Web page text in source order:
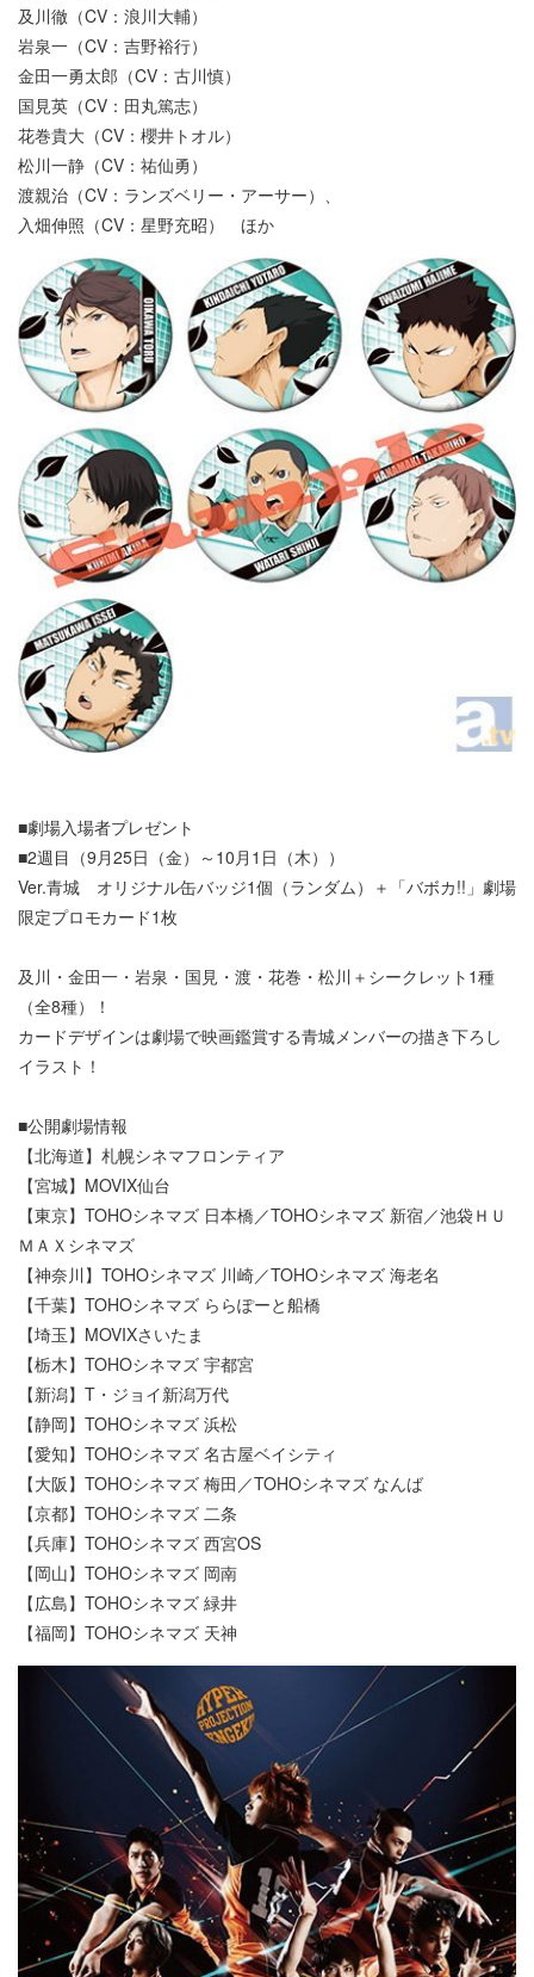
及川徹（CV：浪川大輔）
岩泉一（CV：吉野裕行）
金田一勇太郎（CV：古川慎）
国見英（CV：田丸篤志）
花巻貴大（CV：櫻井トオル）
松川一静（CV：祐仙勇）
渡親治（CV：ランズベリー・アーサー）、
入畑伸照（CV：星野充昭） ほか
■劇場入場者プレゼント
■2週目（9月25日（金）～10月1日（木））
Ver.青城 オリジナル缶バッジ1個（ランダム）＋「バボカ!!」劇場
限定プロモカード1枚
及川・金田一・岩泉・国見・渡・花巻・松川＋シークレット1種
（全8種）！
カードデザインは劇場で映画鑑賞する青城メンバーの描き下ろし
イラスト！
■公開劇場情報
【北海道】札幌シネマフロンティア
【宮城】MOVIX仙台
【東京】TOHOシネマズ 日本橋／TOHOシネマズ 新宿／池袋ＨＵ
ＭＡＸシネマズ
【神奈川】TOHOシネマズ 川崎／TOHOシネマズ 海老名
【千葉】TOHOシネマズ ららぽーと船橋
【埼玉】MOVIXさいたま
【栃木】TOHOシネマズ 宇都宮
【新潟】T・ジョイ新潟万代
【静岡】TOHOシネマズ 浜松
【愛知】TOHOシネマズ 名古屋ベイシティ
【大阪】TOHOシネマズ 梅田／TOHOシネマズ なんば
【京都】TOHOシネマズ 二条
【兵庫】TOHOシネマズ 西宮OS
【岡山】TOHOシネマズ 岡南
【広島】TOHOシネマズ 緑井
【福岡】TOHOシネマズ 天神